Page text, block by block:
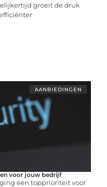
groeit de druk
AANBIEDINGEN
voor jouw bedrijf
een topprioriteit voor